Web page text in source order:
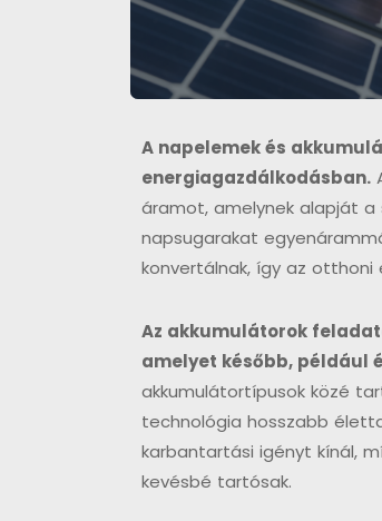
A napelemek és
energiagazdálkodásban.
áramot, amelynek alapját a
napsugarakat
konvertálnak, így az otthoni
Az akkumulátorok
amelyet később, például
akkumulátortípusok közé
technológia hosszabb
karbantartási igényt kínál,
kevésbé tartósak.